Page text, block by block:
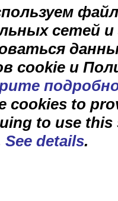
сетей
cookie и
cookies to
to use this
See details.